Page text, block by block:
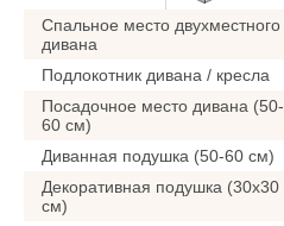
Спальное место двухместного
дивана
Подлокотник дивана / кресла
Посадочное место дивана (50-
60 см)
Диванная подушка (50-60 см)
Декоративная подушка (30x30
см)